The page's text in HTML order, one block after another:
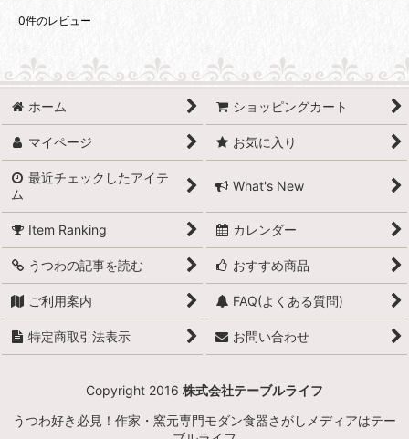
0件のレビュー
ホーム ショッピングカート
マイページ お気に入り
最近チェックしたアイテ
ム
What's New
Item Ranking カレンダー
うつわの記事を読む おすすめ商品
ご利用案内 FAQ(よくある質問)
特定商取引法表示 お問い合わせ
Copyright 2016 株式会社テーブルライフ
うつわ好き必見！作家・窯元専門モダン食器さがしメディアはテー